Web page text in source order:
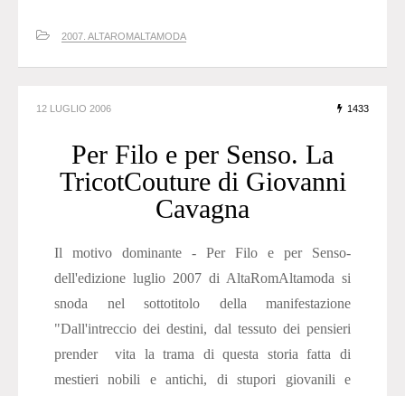
2007. ALTAROMALTAMODA
12 LUGLIO 2006 1433
Per Filo e per Senso. La
TricotCouture di Giovanni
Cavagna
Il motivo dominante - Per Filo e per Senso-
dell'edizione luglio 2007 di AltaRomAltamoda si
snoda nel sottotitolo della manifestazione
"Dall'intreccio dei destini, dal tessuto dei pensieri
prender vita la trama di questa storia fatta di
mestieri nobili e antichi, di stupori giovanili e